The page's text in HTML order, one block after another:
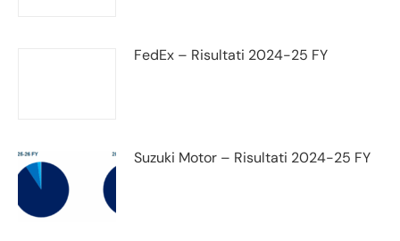
FedEx – Risultati 2024-25 FY
Suzuki Motor – Risultati 2024-25 FY